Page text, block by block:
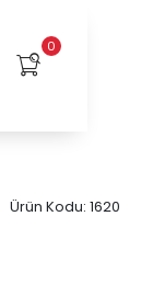
0
Ürün Kodu: 1620